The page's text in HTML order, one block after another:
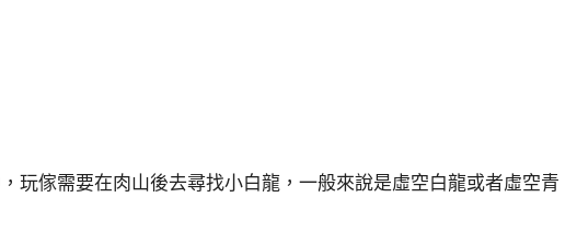
玩傢需要在肉山後去尋找小白龍，一般來說是虛空白龍或者虛空青